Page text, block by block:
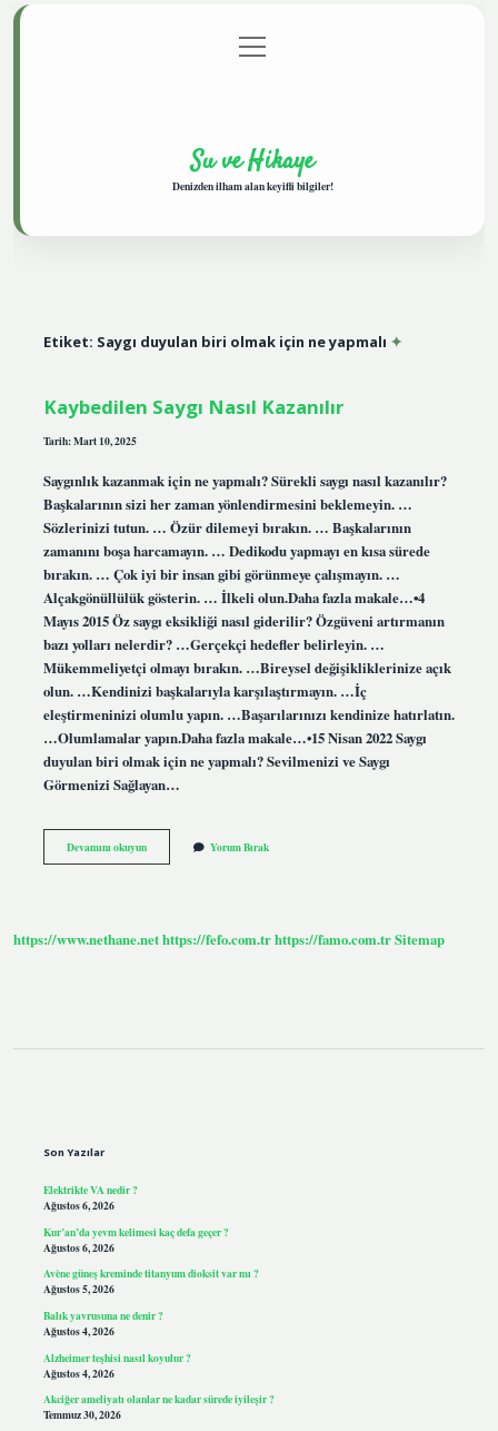
Gizlilik Politikası
menüyü
aç
Su ve Hikaye
Denizden ilham alan keyifli bilgiler!
Etiket: Saygı duyulan biri olmak için ne yapmalı
Kaybedilen Saygı Nasıl Kazanılır
Tarih: Mart 10, 2025
Saygınlık kazanmak için ne yapmalı? Sürekli saygı nasıl kazanılır?
Başkalarının sizi her zaman yönlendirmesini beklemeyin. …
Sözlerinizi tutun. … Özür dilemeyi bırakın. … Başkalarının
zamanını boşa harcamayın. … Dedikodu yapmayı en kısa sürede
bırakın. … Çok iyi bir insan gibi görünmeye çalışmayın. …
Alçakgönüllülük gösterin. … İlkeli olun.Daha fazla makale…•4
Mayıs 2015 Öz saygı eksikliği nasıl giderilir? Özgüveni artırmanın
bazı yolları nelerdir? …Gerçekçi hedefler belirleyin. …
Mükemmeliyetçi olmayı bırakın. …Bireysel değişikliklerinize açık
olun. …Kendinizi başkalarıyla karşılaştırmayın. …İç
eleştirmeninizi olumlu yapın. …Başarılarınızı kendinize hatırlatın.
…Olumlamalar yapın.Daha fazla makale…•15 Nisan 2022 Saygı
duyulan biri olmak için ne yapmalı? Sevilmenizi ve Saygı
Görmenizi Sağlayan…
Devamını okuyunKaybedilen
Saygı
Yorum Bırak
https://www.nethane.nethttps://fefo.com.trhttps://famo.com.trSitemap
Son Yazılar
Elektrikte VA nedir ?
Ağustos 6, 2026
Kur’an’da yevm kelimesi kaç defa geçer ?
Ağustos 6, 2026
Avène güneş kreminde titanyum dioksit var mı ?
Ağustos 5, 2026
Balık yavrusuna ne denir ?
Ağustos 4, 2026
Alzheimer teşhisi nasıl koyulur ?
Ağustos 4, 2026
Akciğer ameliyatı olanlar ne kadar sürede iyileşir ?
Temmuz 30, 2026